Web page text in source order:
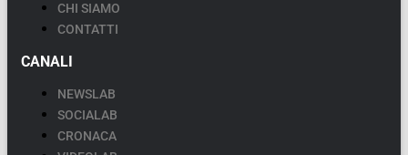
CHI SIAMO
CONTATTI
CANALI
NEWSLAB
SOCIALAB
CRONACA